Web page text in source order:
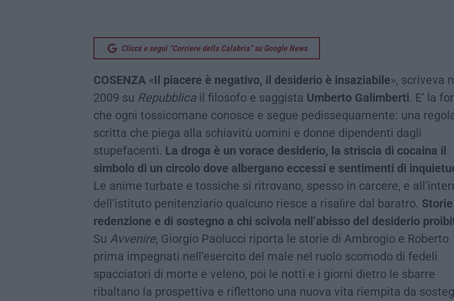
Clicca e segui “Corriere della Calabria” su Google News
COSENZA «Il piacere è negativo, il desiderio è insaziabile», scriveva
2009 su Repubblica il filosofo e saggista Umberto Galimberti. E’ la
che ogni tossicomane conosce e segue pedissequamente: una
scritta che piega alla schiavitù uomini e donne dipendenti dagli
stupefacenti. La droga è un vorace desiderio, la striscia di cocaina il
simbolo di un circolo dove albergano eccessi e sentimenti di
Le anime turbate e tossiche si ritrovano, spesso in carcere, e
dell’istituto penitenziario qualcuno riesce a risalire dal baratro.
redenzione e di sostegno a chi scivola nell’abisso del desiderio
Su Avvenire, Giorgio Paolucci riporta le storie di Ambrogio e Roberto
prima impegnati nell’esercito del male nel ruolo scomodo di fedeli
spacciatori di morte e veleno, poi le notti e i giorni dietro le sbarre
ribaltano la prospettiva e riflettono una nuova vita riempita da